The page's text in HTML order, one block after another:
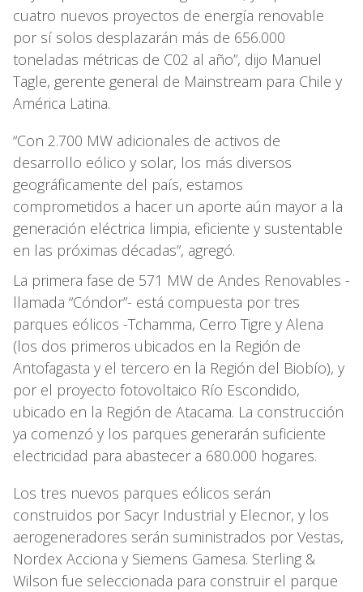
cuatro nuevos proyectos de energía renovable
por sí solos desplazarán más de 656.000
toneladas métricas de C02 al año”, dijo Manuel
Tagle, gerente general de Mainstream para Chile y
América Latina.
“Con 2.700 MW adicionales de activos de
desarrollo eólico y solar, los más diversos
geográficamente del país, estamos
comprometidos a hacer un aporte aún mayor a la
generación eléctrica limpia, eficiente y sustentable
en las próximas décadas”, agregó.
La primera fase de 571 MW de Andes Renovables -
llamada “Cóndor”- está compuesta por tres
parques eólicos -Tchamma, Cerro Tigre y Alena
(los dos primeros ubicados en la Región de
Antofagasta y el tercero en la Región del Biobío), y
por el proyecto fotovoltaico Río Escondido,
ubicado en la Región de Atacama. La construcción
ya comenzó y los parques generarán suficiente
electricidad para abastecer a 680.000 hogares.
Los tres nuevos parques eólicos serán
construidos por Sacyr Industrial y Elecnor, y los
aerogeneradores serán suministrados por Vestas,
Nordex Acciona y Siemens Gamesa. Sterling &
Wilson fue seleccionada para construir el parque